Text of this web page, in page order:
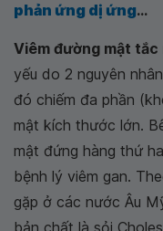
phản ứng dị ứng...
Viêm đường mật
yếu do 2 nguyên
đó chiếm đa phần
mật kích thước lớn.
mật đứng hàng thứ
bệnh lý viêm gan.
gặp ở các nước Âu
bản chất là sỏi